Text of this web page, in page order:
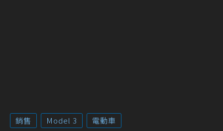
銷售 Model 3 電動車